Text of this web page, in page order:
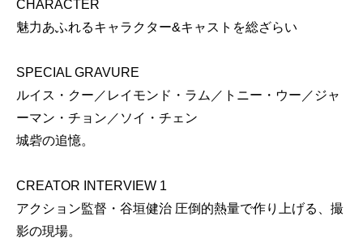
CHARACTER
魅力あふれるキャラクター&キャストを総ざらい
SPECIAL GRAVURE
ルイス・クー／レイモンド・ラム／トニー・ウー／ジャ
ーマン・チョン／ソイ・チェン
城砦の追憶。
CREATOR INTERVIEW 1
アクション監督・谷垣健治 圧倒的熱量で作り上げる、撮
影の現場。